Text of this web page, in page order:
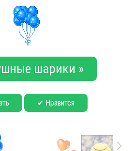
шарики »
✔ Нравится